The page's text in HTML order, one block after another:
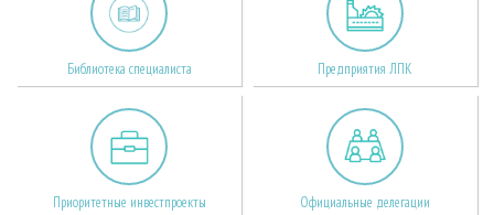
Библиотека специалиста Предприятия ЛПК
Приоритетные инвестпроекты Официальные делегации